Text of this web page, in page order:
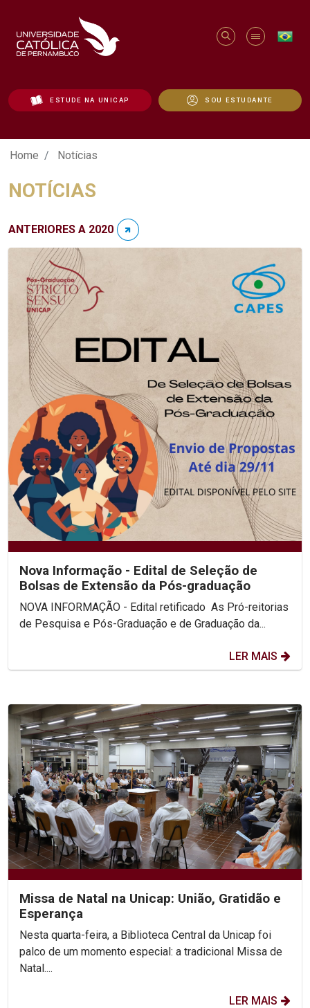
ESTUDE NA UNICAP SOU ESTUDANTE
Notícias - Unicap
Home Notícias
NOTÍCIAS
ANTERIORES A 2020
Nova Informação - Edital de Seleção de
Bolsas de Extensão da Pós-graduação
NOVA INFORMAÇÃO - Edital retificado As Pró-reitorias
de Pesquisa e Pós-Graduação e de Graduação da...
LER MAIS
Missa de Natal na Unicap: União, Gratidão e
Esperança
Nesta quarta-feira, a Biblioteca Central da Unicap foi
palco de um momento especial: a tradicional Missa de
Natal....
LER MAIS